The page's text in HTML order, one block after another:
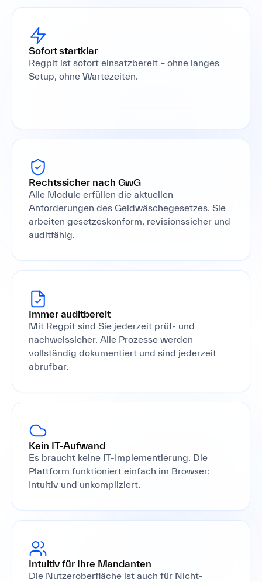
Sofort startklar
Regpit ist sofort einsatzbereit – ohne langes
Setup, ohne Wartezeiten.
Rechtssicher nach GwG
Alle Module erfüllen die aktuellen
Anforderungen des Geldwäschegesetzes. Sie
arbeiten gesetzeskonform, revisionssicher und
auditfähig.
Immer auditbereit
Mit Regpit sind Sie jederzeit prüf- und
nachweissicher. Alle Prozesse werden
vollständig dokumentiert und sind jederzeit
abrufbar.
Kein IT-Aufwand
Es braucht keine IT-Implementierung. Die
Plattform funktioniert einfach im Browser:
Intuitiv und unkompliziert.
Intuitiv für Ihre Mandanten
Die Nutzeroberfläche ist auch für Nicht-